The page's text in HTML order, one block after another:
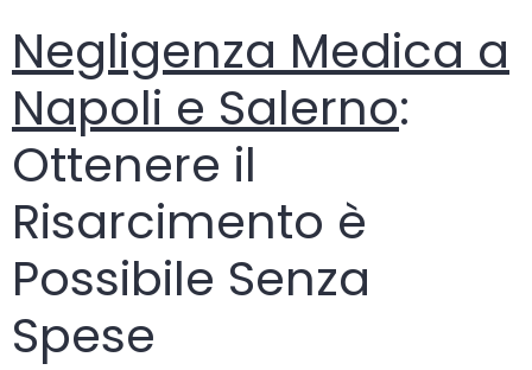
Negligenza Medica a
Napoli e Salerno:
Ottenere il
Risarcimento è
Possibile Senza
Spese